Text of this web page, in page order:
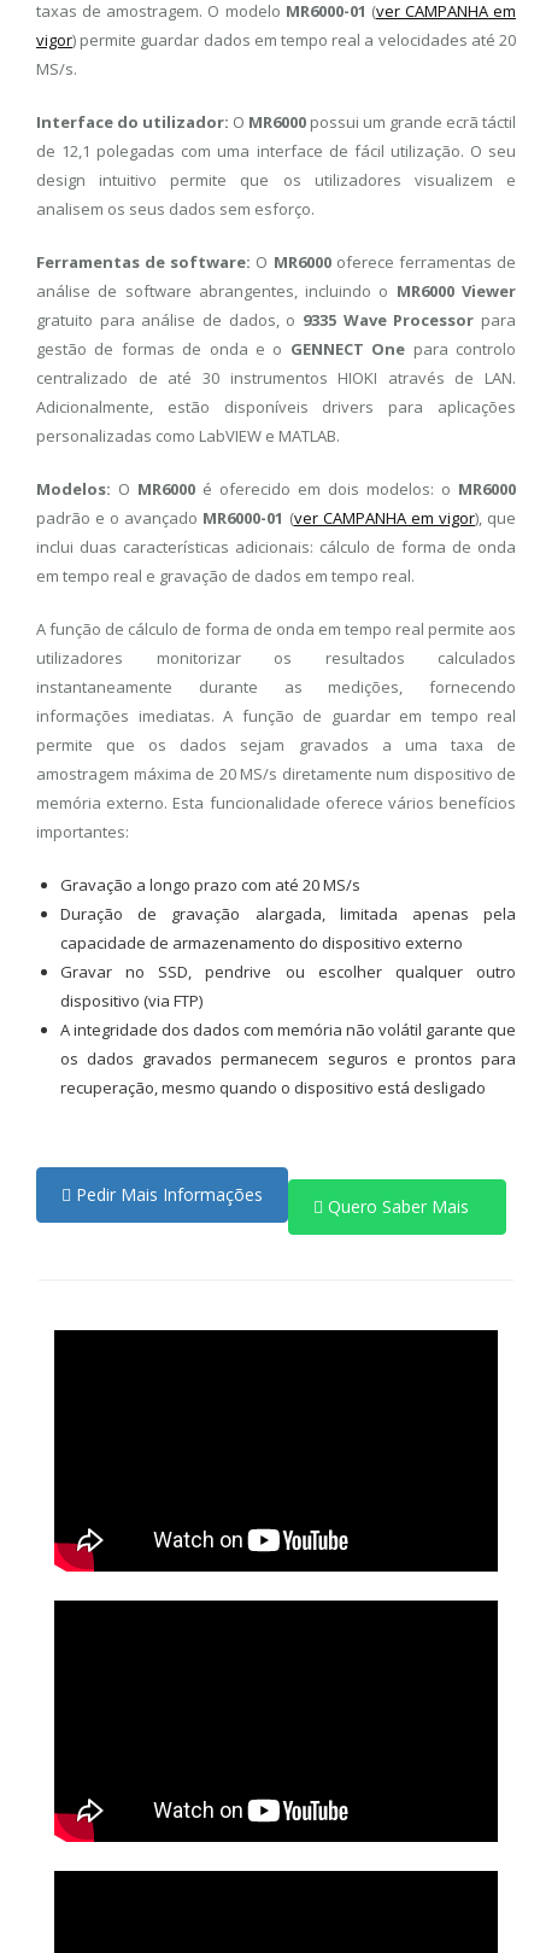
taxas de amostragem. O modelo MR6000-01 (ver CAMPANHA em
vigor) permite guardar dados em tempo real a velocidades até 20
MS/s.
Interface do utilizador: O MR6000 possui um grande ecrã táctil
de 12,1 polegadas com uma interface de fácil utilização. O seu
design intuitivo permite que os utilizadores visualizem e
analisem os seus dados sem esforço.
Ferramentas de software: O MR6000oferece ferramentas de
análise de software abrangentes, incluindo o MR6000 Viewer
gratuito para análise de dados, o 9335 Wave Processor para
gestão de formas de onda e o GENNECT One para controlo
centralizado de até 30 instrumentos HIOKI através de LAN.
Adicionalmente, estão disponíveis drivers para aplicações
personalizadas como LabVIEW e MATLAB.
Modelos: O MR6000 é oferecido em dois modelos: o MR6000
padrão e o avançado MR6000-01 (ver CAMPANHA em vigor), que
inclui duas características adicionais: cálculo de forma de onda
em tempo real e gravação de dados em tempo real.
A função de cálculo de forma de onda em tempo real permite aos
utilizadores monitorizar os resultados calculados
instantaneamente durante as medições, fornecendo
informações imediatas. A função de guardar em tempo real
permite que os dados sejam gravados a uma taxa de
amostragem máxima de 20 MS/s diretamente num dispositivo de
memória externo. Esta funcionalidade oferece vários benefícios
importantes:
Gravação a longo prazo com até 20 MS/s
Duração de gravação alargada, limitada apenas pela
capacidade de armazenamento do dispositivo externo
Gravar no SSD, pendrive ou escolher qualquer outro
dispositivo (via FTP)
A integridade dos dados com memória não volátil garante que
os dados gravados permanecem seguros e prontos para
recuperação, mesmo quando o dispositivo está desligado
Pedir Mais Informações
Quero Saber Mais